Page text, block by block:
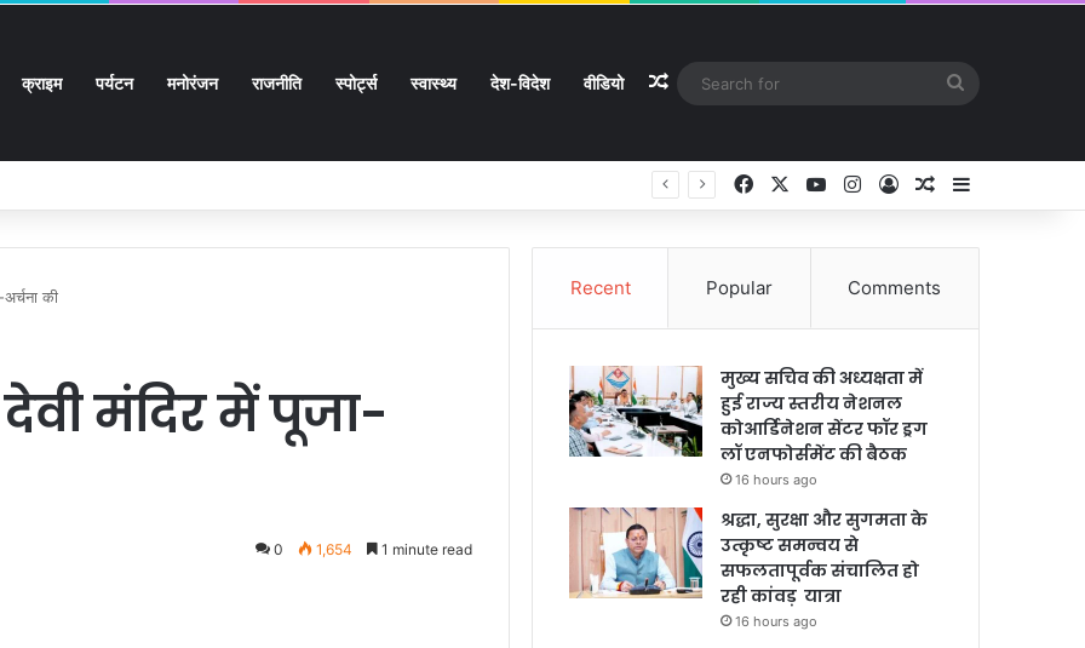
क्राइम पर्यटन मनोरंजन राजनीति स्पोर्ट्स स्वास्थ्य देश-विदेश वीडियो Random Article
Facebook YouTubeInstagram
Log InRandom Article
की
मंदिर में पूजा-
0 1,654 1 minute read
Recent Popular Comments
मुख्य सचिव की अध्यक्षता में
हुई राज्य स्तरीय नेशनल
कोआर्डिनेशन सेंटर फॉर ड्रग
लॉ एनफोर्समेंट की बैठक
16 hours ago
श्रद्धा, सुरक्षा और सुगमता के
उत्कृष्ट समन्वय से
सफलतापूर्वक संचालित हो
रही कांवड़ यात्रा
16 hours ago